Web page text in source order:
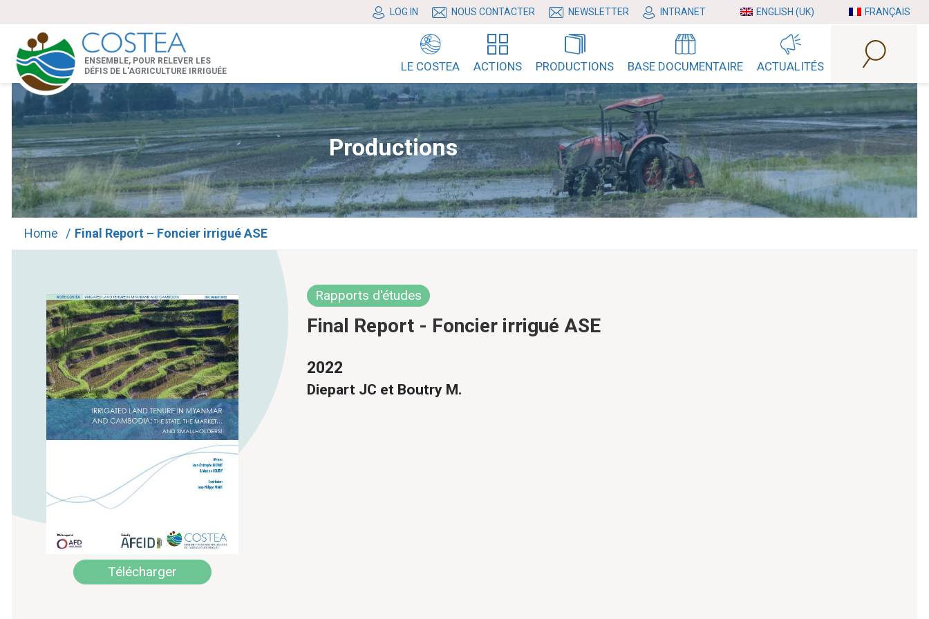
LOG IN NOUS CONTACTER NEWSLETTER INTRANET ENGLISH (UK) FRANÇAIS
ENSEMBLE, POUR RELEVER LES
DÉFIS DE L'AGRICULTURE IRRIGUÉE
LE COSTEA ACTIONS PRODUCTIONS BASE DOCUMENTAIRE ACTUALITÉS
Productions
Home / Final Report – Foncier irrigué ASE
Rapports d'études
Final Report - Foncier irrigué ASE
2022
Diepart JC et Boutry M.
Télécharger